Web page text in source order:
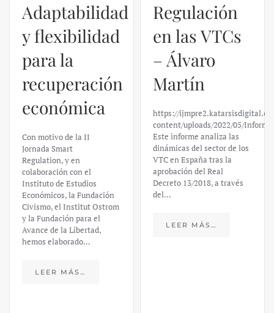
Adaptabilidad
y flexibilidad
para la
recuperación
económica
Con motivo de la II
Jornada Smart
Regulation, y en
colaboración con el
Instituto de Estudios
Económicos, la Fundación
Civismo, el Institut Ostrom
y la Fundación para el
Avance de la Libertad,
hemos elaborado…
LEER MÁS…
Regulación
en las VTCs
– Álvaro
Martín
https://
content/uploads/2022/05/
Este informe analiza las
dinámicas del sector de los
VTC en España tras la
aprobación del Real
Decreto 13/2018, a través
del…
LEER MÁS…